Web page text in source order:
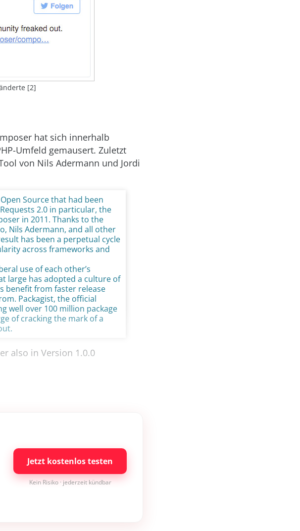
[2]
hat sich innerhalb
Umfeld gemausert. Zuletzt
von Nils Adermann und Jordi
Source that had been
2.0 in particular, the
in 2011. Thanks to the
Nils Adermann, and all other
has been a perpetual cycle
across frameworks and
use of each other’s
large has adopted a culture of
benefit from faster release
Packagist, the official
well over 100 million package
of cracking the mark of a
also in Version 1.0.0
Jetzt kostenlos testen
Kein Risiko · jederzeit kündbar